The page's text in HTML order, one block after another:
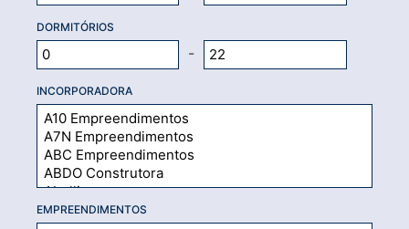
DORMITÓRIOS
-
INCORPORADORA
EMPREENDIMENTOS